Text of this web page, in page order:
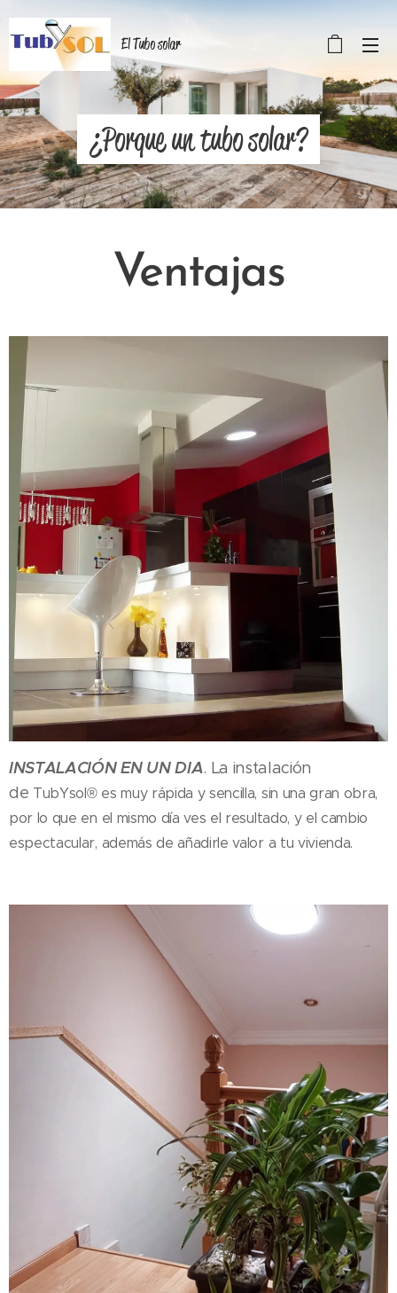
El Tubo solar
¿Porque un tubo solar?
Ventajas
INSTALACIÓN EN UN DIA. La instalación
de TubYsol®es muy rápida y sencilla, sin una gran obra,
por lo que en el mismo día ves el resultado, y el cambio
espectacular, además de añadirle valor a tu vivienda.